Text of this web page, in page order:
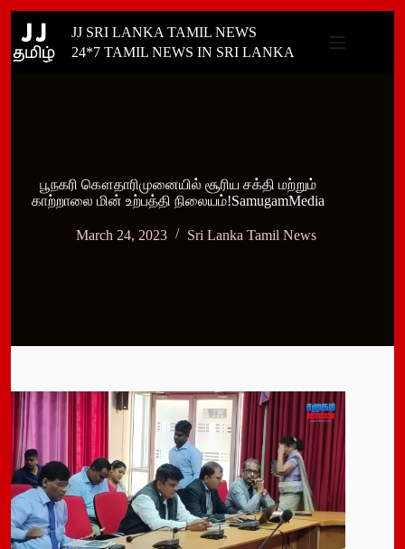
content
JJ SRI LANKA TAMIL NEWS
24*7 TAMIL NEWS IN SRI LANKA
பூநகரி கௌதாரிமுனையில் சூரிய சக்தி மற்றும்
காற்றாலை மின் உற்பத்தி நிலையம்!SamugamMedia
March 24, 2023 Sri Lanka Tamil News